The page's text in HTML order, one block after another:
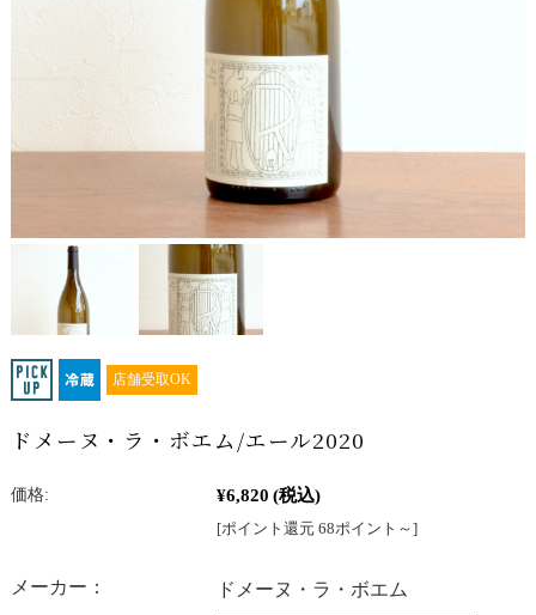
店舗受取OK
ドメーヌ・ラ・ボエム/エール2020
価格: ¥6,820 (税込)
[ポイント還元 68ポイント～]
メーカー：
ドメーヌ・ラ・ボエム